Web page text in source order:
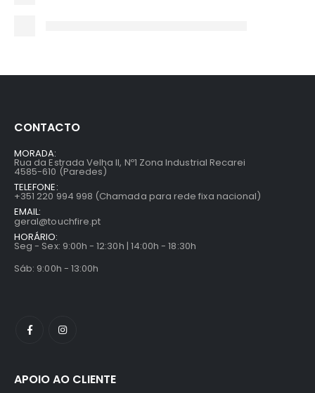
CONTACTO
MORADA:
Rua da Estrada Velha II, Nº1 Zona Industrial Recarei
4585-610 (Paredes)
TELEFONE:
+351 220 994 998 (Chamada para rede fixa nacional)
EMAIL:
geral@touchfire.pt
HORÁRIO:
Seg - Sex: 9:00h - 12:30h | 14:00h - 18:30h
Sáb: 9:00h - 13:00h
APOIO AO CLIENTE